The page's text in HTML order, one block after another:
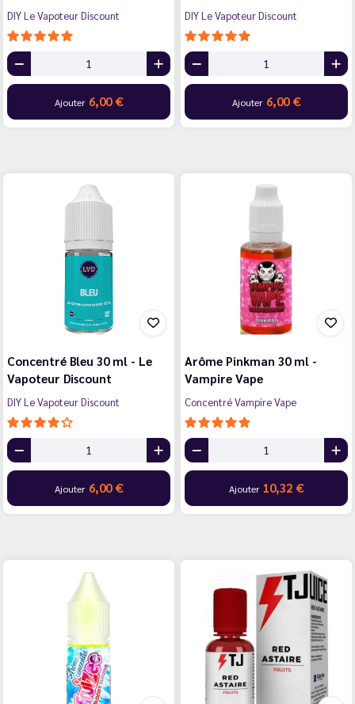
DIY Le Vapoteur Discount
Ajouter 6,00 €
DIY Le Vapoteur Discount
Ajouter 6,00 €
Concentré Bleu 30 ml - Le
Vapoteur Discount
DIY Le Vapoteur Discount
Ajouter 6,00 €
Arôme Pinkman 30 ml -
Vampire Vape
Concentré Vampire Vape
Ajouter 10,32 €